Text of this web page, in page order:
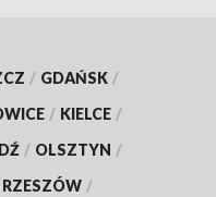
/ GDAŃSK /
/ KIELCE /
/ OLSZTYN /
RZESZÓW /